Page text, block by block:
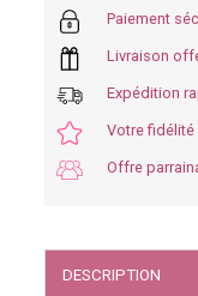
Paiement
Livraison
Expédition
Votre
Offre
DESCRIPTION